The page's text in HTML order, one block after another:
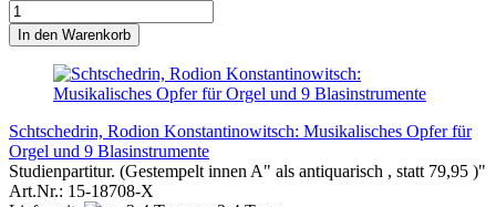
In den Warenkorb
Schtschedrin, Rodion Konstantinowitsch: Musikalisches Opfer für
Orgel und 9 Blasinstrumente
Studienpartitur. (Gestempelt innen A" als antiquarisch , statt 79,95 )"
Art.Nr.: 15-18708-X